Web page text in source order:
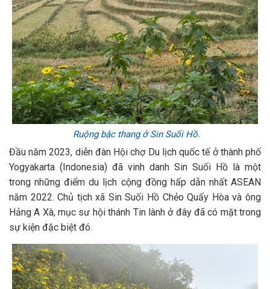
Ruộng bậc thang ở Sin Suối Hồ.
Đầu năm 2023, diễn đàn Hội chợ Du lịch quốc tế ở thành phố
Yogyakarta (Indonesia) đã vinh danh Sin Suối Hồ là một
trong những điểm du lịch cộng đồng hấp dẫn nhất ASEAN
năm 2022. Chủ tịch xã Sin Suối Hồ Chẻo Quẩy Hòa và ông
Hảng A Xà, mục sư hội thánh Tin lành ở đây đã có mặt trong
sự kiện đặc biệt đó.